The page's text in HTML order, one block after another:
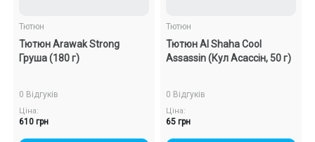
Знижки та опт
Тютюн
Тютюн Arawak Strong
Груша (180 г)
0 Відгуків
Ціна:
610 грн
Тютюн
Тютюн Al Shaha Cool
Assassin (Кул Асассін, 50 г)
0 Відгуків
Ціна:
65 грн